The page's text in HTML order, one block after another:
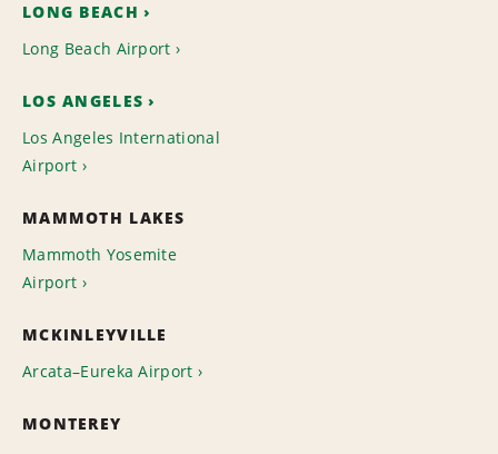
LONG BEACH
Long Beach Airport
LOS ANGELES
Los Angeles International
Airport
MAMMOTH LAKES
Mammoth Yosemite
Airport
MCKINLEYVILLE
Arcata–Eureka Airport
MONTEREY